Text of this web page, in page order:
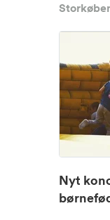
Nyt